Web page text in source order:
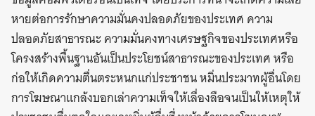
หายต่อการรักษาความมั่นคงปลอดภัยของประเทศ ความ
ปลอดภัยสาธารณะ ความมั่นคงทางเศรษฐกิจของประเทศหรือ
โครงสร้างพื้นฐานอันเป็นประโยชน์สาธารณะของประเทศ หรือ
ก่อให้เกิดความตื่นตระหนกแก่ประชาชน หมิ่นประมาทผู้อื่นโดย
การโฆษณาแกล้งบอกเล่าความเท็จให้เลื่องลือจนเป็นให้เหตุให้